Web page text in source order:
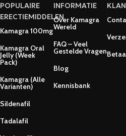
POPULAIRE
ERECTIEMIDDELEN
Kamagra 100mg
Kamagra Oral
Jelly (Week
Pack)
Kamagra (Alle
Varianten)
Sildenafil
Tadalafil
INFORMATIE
Over Kamagra
Wereld
FAQ – Veel
Gestelde Vragen
Blog
Kennisbank